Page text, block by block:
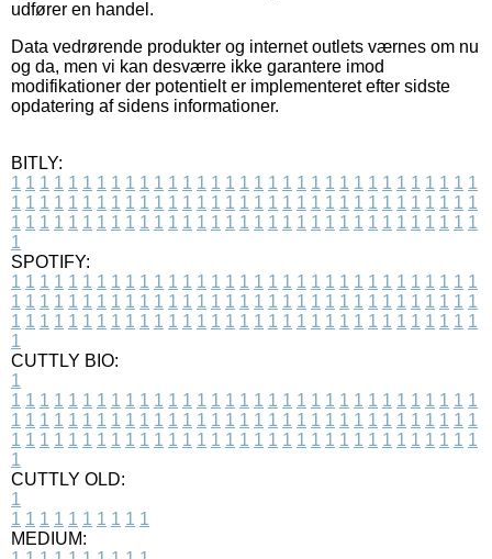
udfører en handel.
Data vedrørende produkter og internet outlets værnes om nu
og da, men vi kan desværre ikke garantere imod
modifikationer der potentielt er implementeret efter sidste
opdatering af sidens informationer.
BITLY:
1 1 1 1 1 1 1 1 1 1 1 1 1 1 1 1 1 1 1 1 1 1 1 1 1 1 1 1 1 1 1 1 1
1 1 1 1 1 1 1 1 1 1 1 1 1 1 1 1 1 1 1 1 1 1 1 1 1 1 1 1 1 1 1 1 1
1 1 1 1 1 1 1 1 1 1 1 1 1 1 1 1 1 1 1 1 1 1 1 1 1 1 1 1 1 1 1 1 1
1
SPOTIFY:
1 1 1 1 1 1 1 1 1 1 1 1 1 1 1 1 1 1 1 1 1 1 1 1 1 1 1 1 1 1 1 1 1
1 1 1 1 1 1 1 1 1 1 1 1 1 1 1 1 1 1 1 1 1 1 1 1 1 1 1 1 1 1 1 1 1
1 1 1 1 1 1 1 1 1 1 1 1 1 1 1 1 1 1 1 1 1 1 1 1 1 1 1 1 1 1 1 1 1
1
CUTTLY BIO:
1
1 1 1 1 1 1 1 1 1 1 1 1 1 1 1 1 1 1 1 1 1 1 1 1 1 1 1 1 1 1 1 1 1
1 1 1 1 1 1 1 1 1 1 1 1 1 1 1 1 1 1 1 1 1 1 1 1 1 1 1 1 1 1 1 1 1
1 1 1 1 1 1 1 1 1 1 1 1 1 1 1 1 1 1 1 1 1 1 1 1 1 1 1 1 1 1 1 1 1
1
CUTTLY OLD:
1
1 1 1 1 1 1 1 1 1 1
MEDIUM: